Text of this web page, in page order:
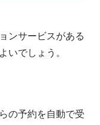
ンサービスがある
いでしょう。
の予約を自動で受